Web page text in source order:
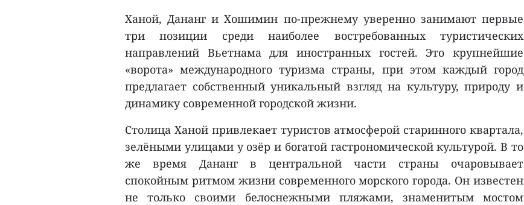
Ханой, Дананг и Хошимин по-прежнему уверенно занимают первые
три позиции среди наиболее востребованных туристических
направлений Вьетнама для иностранных гостей. Это крупнейшие
«ворота» международного туризма страны, при этом каждый город
предлагает собственный уникальный взгляд на культуру, природу и
динамику современной городской жизни.
Столица Ханой привлекает туристов атмосферой старинного квартала,
зелёными улицами у озёр и богатой гастрономической культурой. В то
же время Дананг в центральной части страны очаровывает
спокойным ритмом жизни современного морского города. Он известен
не только своими белоснежными пляжами, знаменитым мостом